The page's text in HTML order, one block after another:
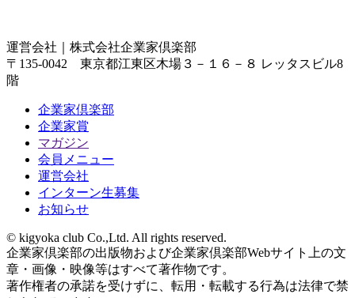
運営会社｜ 株式会社企業家倶楽部
〒135-0042 東京都江東区木場３－１６－８ レッタスビル8
階
企業家倶楽部
企業家賞
マガジン
会員メニュー
運営会社
インターン生募集
お知らせ
© kigyoka club Co.,Ltd. All rights reserved.
企業家倶楽部の出版物および企業家倶楽部Webサイト上の文
章・画像・映像等はすべて著作物です。
著作権者の承諾を受けずに、転用・転載する行為は法律で禁